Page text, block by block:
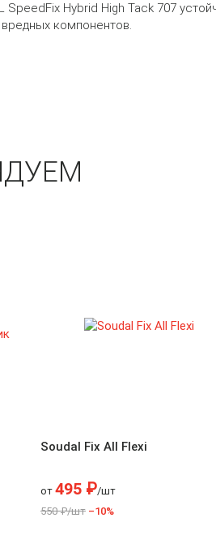
Hybrid High Tack 707
компонентов.
Soudal Fix All Flexi
от 495 ₽/шт
550 ₽/шт –10%